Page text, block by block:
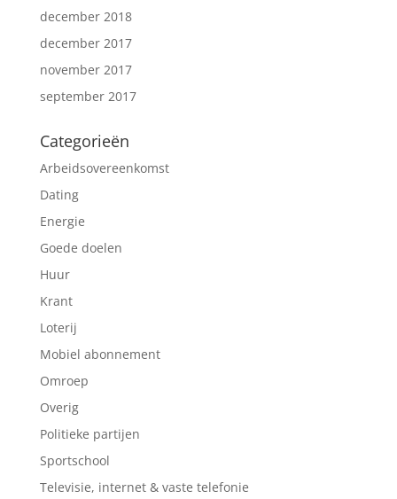
december 2018
december 2017
november 2017
september 2017
Categorieën
Arbeidsovereenkomst
Dating
Energie
Goede doelen
Huur
Krant
Loterij
Mobiel abonnement
Omroep
Overig
Politieke partijen
Sportschool
Televisie, internet & vaste telefonie